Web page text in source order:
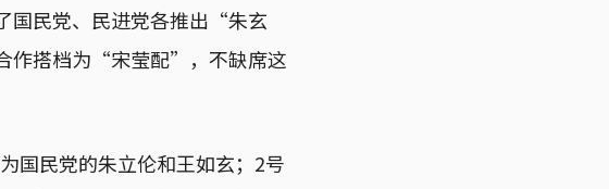
国民党、民进党各推出“朱玄
作搭档为“宋莹配”，不缺席这
国民党的朱立伦和王如玄；2号